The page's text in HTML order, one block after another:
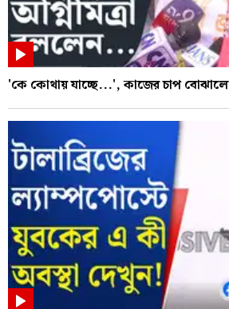
'কে কোথায় যাচ্ছে...', কাজের চাপ বোঝালেন